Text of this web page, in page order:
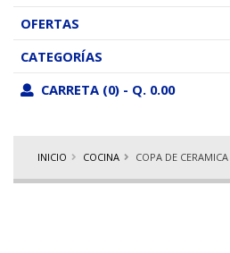
OFERTAS
CATEGORÍAS
CARRETA (0) - Q. 0.00
INICIO COCINA COPA DE